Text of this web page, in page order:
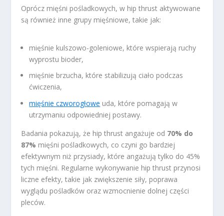
Oprócz mięśni pośladkowych, w hip thrust aktywowane
są również inne grupy mięśniowe, takie jak:
mięśnie kulszowo-goleniowe, które wspierają ruchy
wyprostu bioder,
mięśnie brzucha, które stabilizują ciało podczas
ćwiczenia,
mięśnie czworogłowe uda, które pomagają w
utrzymaniu odpowiedniej postawy.
Badania pokazują, że hip thrust angażuje od 70% do
87% mięśni pośladkowych, co czyni go bardziej
efektywnym niż przysiady, które angażują tylko do 45%
tych mięśni. Regularne wykonywanie hip thrust przynosi
liczne efekty, takie jak zwiększenie siły, poprawa
wyglądu pośladków oraz wzmocnienie dolnej części
pleców.